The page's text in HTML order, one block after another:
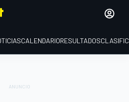
CALENDARIORESULTADOS